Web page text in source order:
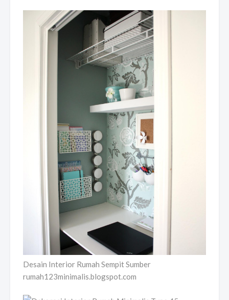
Desain Interior Rumah Sempit Sumber
rumah123minimalis.blogspot.com